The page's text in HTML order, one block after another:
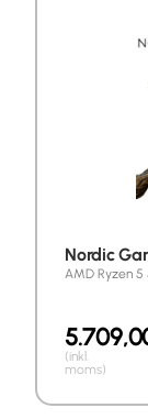
Nordic
AMD Ryzen 5
(inkl.
moms)